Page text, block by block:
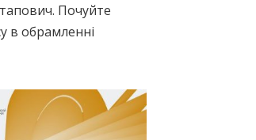
Почуйте
в обрамленні